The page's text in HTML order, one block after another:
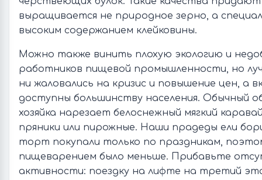
выращивается не природное зерно, а
высоким содержанием клейковины.
Можно также винить плохую экологию и
работников пищевой промышленности, но
ни жаловались на кризис и повышение цен, а
доступны большинству населения. Обычный
хозяйка нарезает белоснежный мягкий
пряники или пирожные. Наши прадеды ели
торт покупали только по праздникам,
пищеварением было меньше. Прибавьте
активности: поездку на лифте на третий